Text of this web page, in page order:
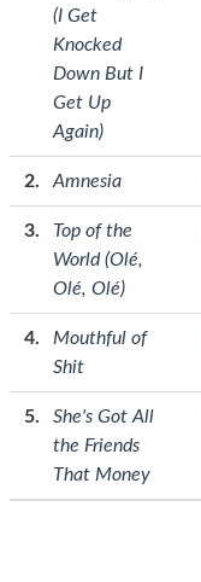
(I Get
Knocked
Down But I
Get Up
Again)
Amnesia
Top of the
World (Olé,
Olé, Olé)
Mouthful of
Shit
She's Got All
the Friends
That Money